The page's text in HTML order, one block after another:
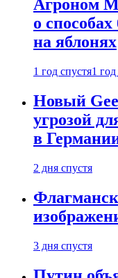
Агроном
о
на яблонях
1 год спустя1
Новый
угрозой
в
2 дня спустя
3 дня спустя